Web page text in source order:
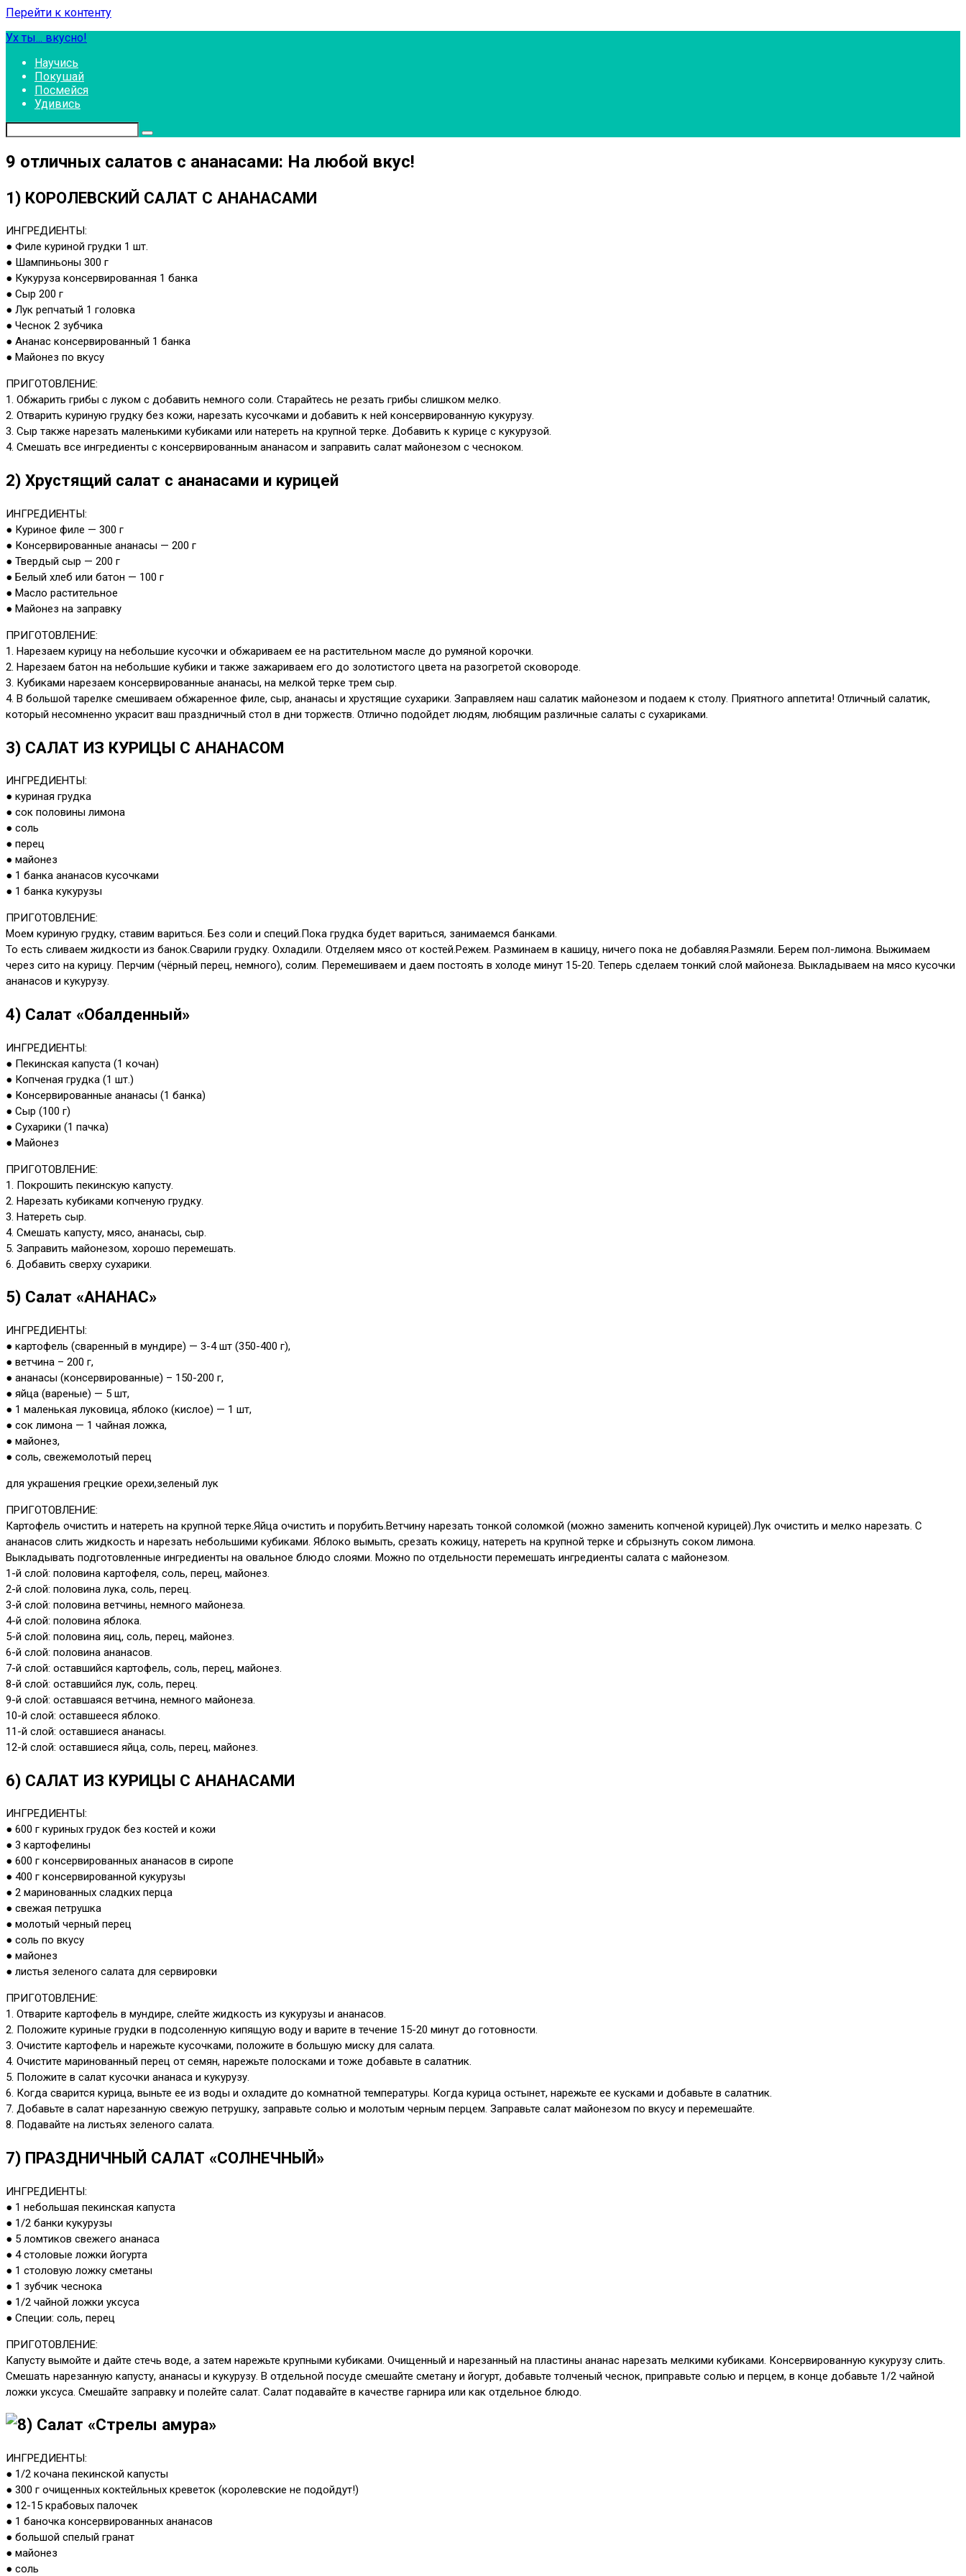
Перейти к контенту
Ух ты... вкусно!
Научись
Покушай
Посмейся
Удивись
9 отличных салатов с ананасами: На любой вкус!
1) КОРОЛЕВСКИЙ САЛАТ С АНАНАСАМИ
ИНГРЕДИЕНТЫ:
● Филе куриной грудки 1 шт.
● Шампиньоны 300 г
● Кукуруза консервированная 1 банка
● Сыр 200 г
● Лук репчатый 1 головка
● Чеснок 2 зубчика
● Ананас консервированный 1 банка
● Майонез по вкусу
ПРИГОТОВЛЕНИЕ:
1. Обжарить грибы с луком с добавить немного соли. Старайтесь не резать грибы слишком мелко.
2. Отварить куриную грудку без кожи, нарезать кусочками и добавить к ней консервированную кукурузу.
3. Сыр также нарезать маленькими кубиками или натереть на крупной терке. Добавить к курице с кукурузой.
4. Смешать все ингредиенты с консервированным ананасом и заправить салат майонезом с чесноком.
2) Хрустящий салат с ананасами и курицей
ИНГРЕДИЕНТЫ:
● Куриное филе — 300 г
● Консервированные ананасы — 200 г
● Твердый сыр — 200 г
● Белый хлеб или батон — 100 г
● Масло растительное
● Майонез на заправку
ПРИГОТОВЛЕНИЕ:
1. Нарезаем курицу на небольшие кусочки и обжариваем ее на растительном масле до румяной корочки.
2. Нарезаем батон на небольшие кубики и также зажариваем его до золотистого цвета на разогретой сковороде.
3. Кубиками нарезаем консервированные ананасы, на мелкой терке трем сыр.
4. В большой тарелке смешиваем обжаренное филе, сыр, ананасы и хрустящие сухарики. Заправляем наш салатик майонезом и подаем к столу. Приятного аппетита! Отличный салатик,
который несомненно украсит ваш праздничный стол в дни торжеств. Отлично подойдет людям, любящим различные салаты с сухариками.
3) САЛАТ ИЗ КУРИЦЫ С АНАНАСОМ
ИНГРЕДИЕНТЫ:
● куриная грудка
● сок половины лимона
● соль
● перец
● майонез
● 1 банка ананасов кусочками
● 1 банка кукурузы
ПРИГОТОВЛЕНИЕ:
Моем куриную грудку, ставим вариться. Без соли и специй.Пока грудка будет вариться, занимаемся банками.
То есть сливаем жидкости из банок.Сварили грудку. Охладили. Отделяем мясо от костей.Режем. Разминаем в кашицу, ничего пока не добавляя.Размяли. Берем пол-лимона. Выжимаем
через сито на курицу. Перчим (чёрный перец, немного), солим. Перемешиваем и даем постоять в холоде минут 15-20. Теперь сделаем тонкий слой майонеза. Выкладываем на мясо кусочки
ананасов и кукурузу.
4) Салат «Обалденный»
ИНГРЕДИЕНТЫ:
● Пекинская капуста (1 кочан)
● Копченая грудка (1 шт.)
● Консервированные ананасы (1 банка)
● Сыр (100 г)
● Сухарики (1 пачка)
● Майонез
ПРИГОТОВЛЕНИЕ:
1. Покрошить пекинскую капусту.
2. Нарезать кубиками копченую грудку.
3. Натереть сыр.
4. Смешать капусту, мясо, ананасы, сыр.
5. Заправить майонезом, хорошо перемешать.
6. Добавить сверху сухарики.
5) Салат «АНАНАС»
ИНГРЕДИЕНТЫ:
● картофель (сваренный в мундире) — 3-4 шт (350-400 г),
● ветчина – 200 г,
● ананасы (консервированные) – 150-200 г,
● яйца (вареные) — 5 шт,
● 1 маленькая луковица, яблоко (кислое) — 1 шт,
● сок лимона — 1 чайная ложка,
● майонез,
● соль, свежемолотый перец
для украшения грецкие орехи,зеленый лук
ПРИГОТОВЛЕНИЕ:
Картофель очистить и натереть на крупной терке.Яйца очистить и порубить.Ветчину нарезать тонкой соломкой (можно заменить копченой курицей).Лук очистить и мелко нарезать. С
ананасов слить жидкость и нарезать небольшими кубиками. Яблоко вымыть, срезать кожицу, натереть на крупной терке и сбрызнуть соком лимона.
Выкладывать подготовленные ингредиенты на овальное блюдо слоями. Можно по отдельности перемешать ингредиенты салата с майонезом.
1-й слой: половина картофеля, соль, перец, майонез.
2-й слой: половина лука, соль, перец.
3-й слой: половина ветчины, немного майонеза.
4-й слой: половина яблока.
5-й слой: половина яиц, соль, перец, майонез.
6-й слой: половина ананасов.
7-й слой: оставшийся картофель, соль, перец, майонез.
8-й слой: оставшийся лук, соль, перец.
9-й слой: оставшаяся ветчина, немного майонеза.
10-й слой: оставшееся яблоко.
11-й слой: оставшиеся ананасы.
12-й слой: оставшиеся яйца, соль, перец, майонез.
6) САЛАТ ИЗ КУРИЦЫ С АНАНАСАМИ
ИНГРЕДИЕНТЫ:
● 600 г куриных грудок без костей и кожи
● 3 картофелины
● 600 г консервированных ананасов в сиропе
● 400 г консервированной кукурузы
● 2 маринованных сладких перца
● свежая петрушка
● молотый черный перец
● соль по вкусу
● майонез
● листья зеленого салата для сервировки
ПРИГОТОВЛЕНИЕ:
1. Отварите картофель в мундире, слейте жидкость из кукурузы и ананасов.
2. Положите куриные грудки в подсоленную кипящую воду и варите в течение 15-20 минут до готовности.
3. Очистите картофель и нарежьте кусочками, положите в большую миску для салата.
4. Очистите маринованный перец от семян, нарежьте полосками и тоже добавьте в салатник.
5. Положите в салат кусочки ананаса и кукурузу.
6. Когда сварится курица, выньте ее из воды и охладите до комнатной температуры. Когда курица остынет, нарежьте ее кусками и добавьте в салатник.
7. Добавьте в салат нарезанную свежую петрушку, заправьте солью и молотым черным перцем. Заправьте салат майонезом по вкусу и перемешайте.
8. Подавайте на листьях зеленого салата.
7) ПРАЗДНИЧНЫЙ САЛАТ «СОЛНЕЧНЫЙ»
ИНГРЕДИЕНТЫ:
● 1 небольшая пекинская капуста
● 1/2 банки кукурузы
● 5 ломтиков свежего ананаса
● 4 столовые ложки йогурта
● 1 столовую ложку сметаны
● 1 зубчик чеснока
● 1/2 чайной ложки уксуса
● Специи: соль, перец
ПРИГОТОВЛЕНИЕ:
Капусту вымойте и дайте стечь воде, а затем нарежьте крупными кубиками. Очищенный и нарезанный на пластины ананас нарезать мелкими кубиками. Консервированную кукурузу слить.
Смешать нарезанную капусту, ананасы и кукурузу. В отдельной посуде смешайте сметану и йогурт, добавьте толченый чеснок, приправьте солью и перцем, в конце добавьте 1/2 чайной
ложки уксуса. Смешайте заправку и полейте салат. Салат подавайте в качестве гарнира или как отдельное блюдо.
Салат «Стрелы амура»
ИНГРЕДИЕНТЫ:
● 1/2 кочана пекинской капусты
● 300 г очищенных коктейльных креветок (королевские не подойдут!)
● 12-15 крабовых палочек
● 1 баночка консервированных ананасов
● большой спелый гранат
● майонез
● соль